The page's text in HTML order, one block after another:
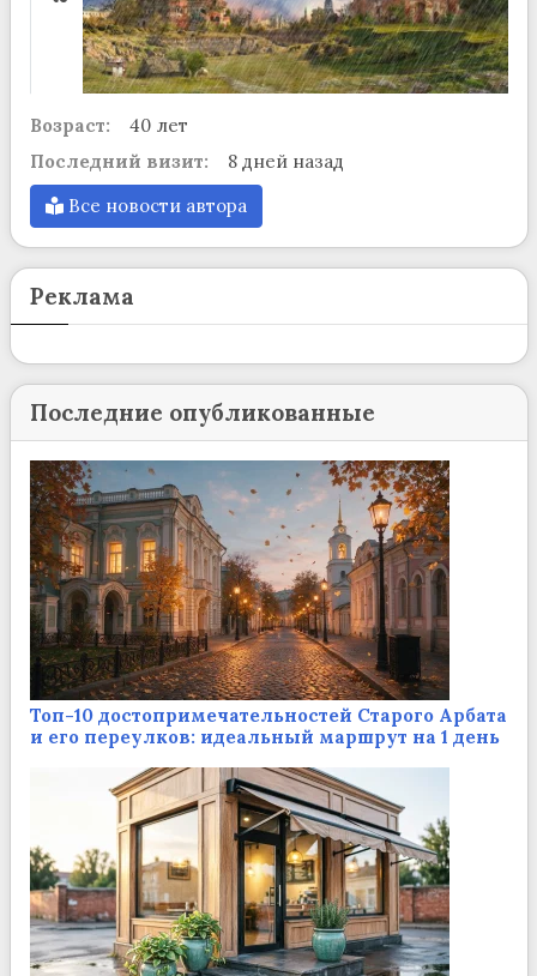
Возраст:
40 лет
Последний визит:
8 дней назад
Все новости автора
Реклама
Последние опубликованные
Топ-10 достопримечательностей Старого Арбата
и его переулков: идеальный маршрут на 1 день